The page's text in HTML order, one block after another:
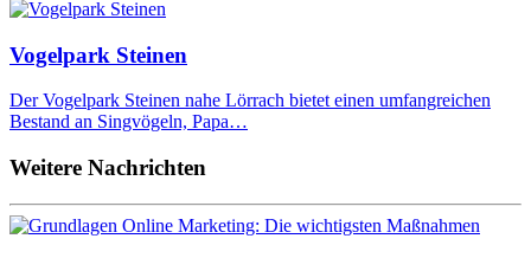
Vogelpark Steinen
Der Vogelpark Steinen nahe Lörrach bietet einen umfangreichen
Bestand an Singvögeln, Papa…
Weitere Nachrichten